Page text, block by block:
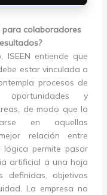
para colaboradores
ISEEN entiende que
estar vinculada a
procesos de
oportunidades y
de modo que la
en aquellas
relación entre
permite pasar
artificial a una hoja
definidas, objetivos
La empresa no